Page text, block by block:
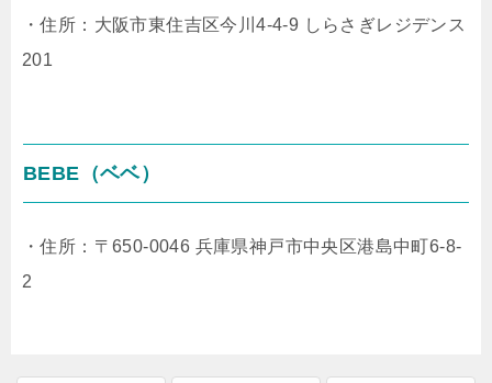
・住所：大阪市東住吉区今川4-4-9 しらさぎレジデンス
201
BEBE（ベベ）
・住所：〒650-0046 兵庫県神戸市中央区港島中町6-8-
2